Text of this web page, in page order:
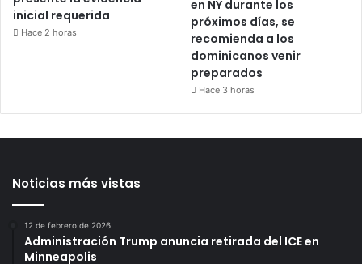
inicial requerida
Hace 2 horas
en NY durante los
próximos días, se
recomienda a los
dominicanos venir
preparados
Hace 3 horas
Noticias más vistas
12 de febrero de 2026
Administración Trump anuncia retirada del ICE en
Minneapolis